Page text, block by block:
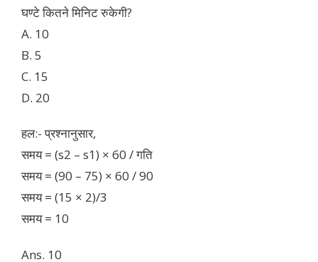
घण्टे कितने मिनिट रुकेगी?
A. 10
B. 5
C. 15
D. 20
हल:- प्रश्नानुसार,
समय = (s2 – s1) × 60 / गति
समय = (90 – 75) × 60 / 90
समय = (15 × 2)/3
समय = 10
Ans. 10